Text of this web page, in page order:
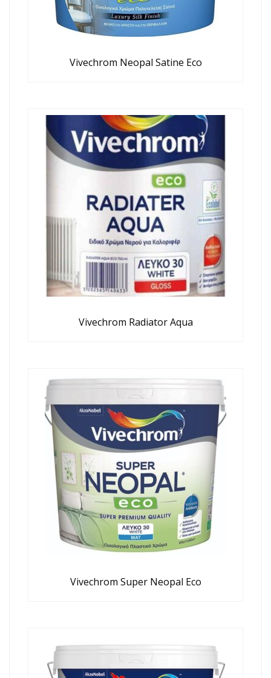
Vivechrom Neopal Satine Eco
Vivechrom Radiator Aqua
Vivechrom Super Neopal Eco